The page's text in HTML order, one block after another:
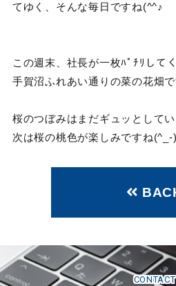
てゆく、そんな毎日ですね(^^♪
この週末、社長が一枚ﾊﾟﾁﾘして
手賀沼ふれあい通りの菜の花畑で
桜のつぼみはまだギュッとして
次は桜の桃色が楽しみですね
CONTACT